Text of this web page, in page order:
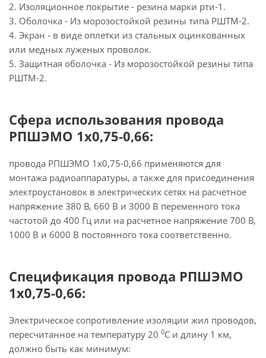
2. Изоляционное покрытие - резина марки рти-1.
3. Оболочка - Из морозостойкой резины типа РШТМ-2.
4. Экран - в виде оплетки из стальных оцинкованных
или медных луженых проволок.
5. Защитная оболочка - Из морозостойкой резины типа
РШТМ-2.
Сфера использования провода
РПШЭМО 1х0,75-0,66:
провода РПШЭМО 1х0,75-0,66 применяются для
монтажа радиоаппаратуры, а также для присоединения
электроустановок в электрических сетях на расчетное
напряжение 380 В, 660 В и 3000 В переменного тока
частотой до 400 Гц или на расчетное напряжение 700 В,
1000 В и 6000 В постоянного тока соответственно.
Спецификация провода РПШЭМО
1х0,75-0,66:
Электрическое сопротивление изоляции жил проводов,
пересчитанное на температуру 20 0С и длину 1 км,
должно быть как минимум: